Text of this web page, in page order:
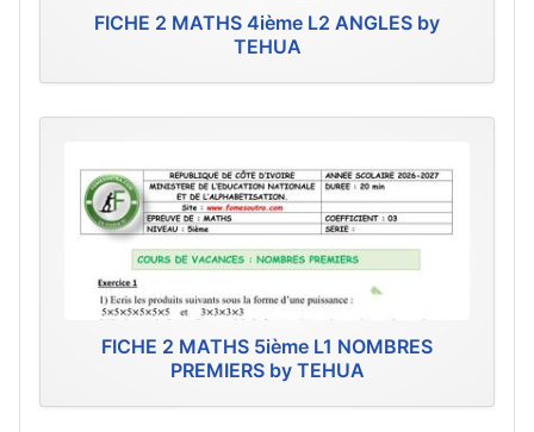
FICHE 2 MATHS 4ième L2 ANGLES by
TEHUA
FICHE 2 MATHS 5ième L1 NOMBRES
PREMIERS by TEHUA